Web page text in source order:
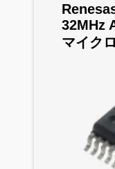
32MHz
マイク